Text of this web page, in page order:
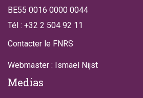
BE55 0016 0000 0044
Tél : +32 2 504 92 11
Contacter le FNRS
Webmaster : Ismaël Nijst
Medias